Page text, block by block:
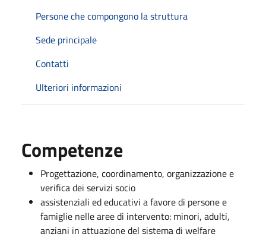
Persone che compongono la struttura
Sede principale
Contatti
Ulteriori informazioni
Competenze
Progettazione, coordinamento, organizzazione e
verifica dei servizi socio
assistenziali ed educativi a favore di persone e
famiglie nelle aree di intervento: minori, adulti,
anziani in attuazione del sistema di welfare